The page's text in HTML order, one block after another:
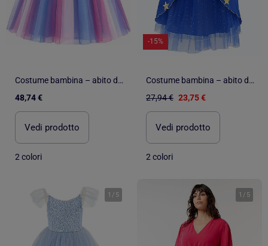
Costume bambina – abito da principessa louise | Labay
48,74 €
Vedi prodotto
2 colori
-15%
Costume bambina – abito da principessa lina | Labay
27,94 € 23,75 €
Vedi prodotto
2 colori
1 / 5 1 / 5